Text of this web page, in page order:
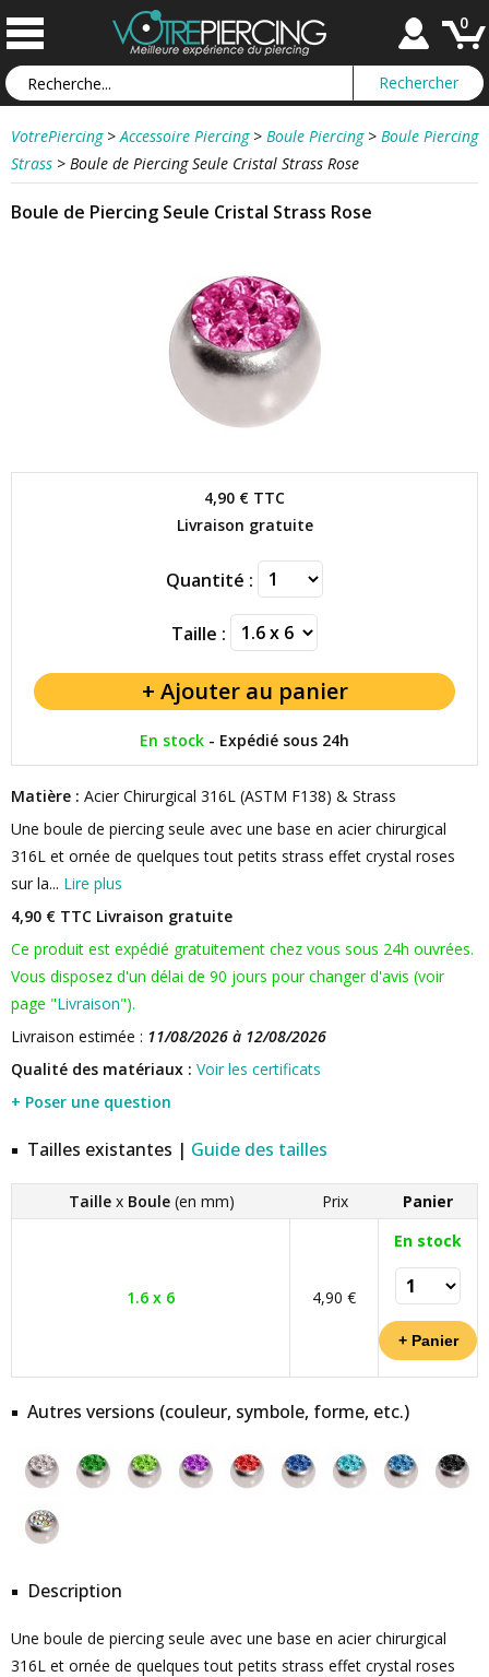
0
VotrePiercing > Accessoire Piercing > Boule Piercing > Boule Piercing
Strass > Boule de Piercing Seule Cristal Strass Rose
Boule de Piercing Seule Cristal Strass Rose
4,90 € TTC
Livraison gratuite
Quantité :
Taille :
En stock - Expédié sous 24h
Matière : Acier Chirurgical 316L (ASTM F138) & Strass
Une boule de piercing seule avec une base en acier chirurgical
316L et ornée de quelques tout petits strass effet crystal roses
sur la... Lire plus
4,90 € TTC Livraison gratuite
Ce produit est expédié gratuitement chez vous sous 24h ouvrées.
Vous disposez d'un délai de 90 jours pour changer d'avis (voir
page "Livraison").
Livraison estimée : 11/08/2026 à 12/08/2026
Qualité des matériaux : Voir les certificats
+ Poser une question
Tailles existantes | Guide des tailles
Taille x Boule (en mm) Prix Panier
1.6 x 6 4,90 €
En stock
Autres versions (couleur, symbole, forme, etc.)
Description
Une boule de piercing seule avec une base en acier chirurgical
316L et ornée de quelques tout petits strass effet crystal roses